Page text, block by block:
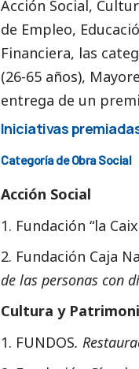
Acción Social,
de Empleo,
Financiera, las
(26-65 años),
entrega de un
Iniciativas
Categoría de ObraSocial
Acción Social
Fundación “la
Fundación Caja
de las personas con
Cultura y
FUNDOS.